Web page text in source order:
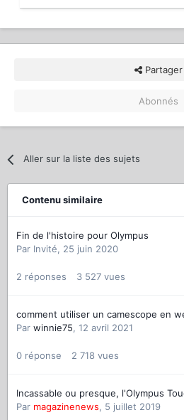
Partager
Abonnés
Aller sur la liste des sujets
Contenu similaire
Fin de l'histoire pour Olympus
Par Invité, 25 juin 2020
2 réponses 3 527 vues
comment utiliser un camescope en
Par winnie75, 12 avril 2021
0 réponse 2 718 vues
Incassable ou presque, l'Olympus
Par magazinenews, 5 juillet 2019